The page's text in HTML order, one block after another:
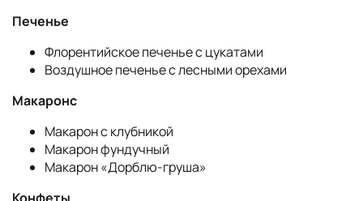
Печенье
Флорентийское печенье с цукатами
Воздушное печенье с лесными орехами
Макаронс
Макарон с клубникой
Макарон фундучный
Макарон «Дорблю-груша»